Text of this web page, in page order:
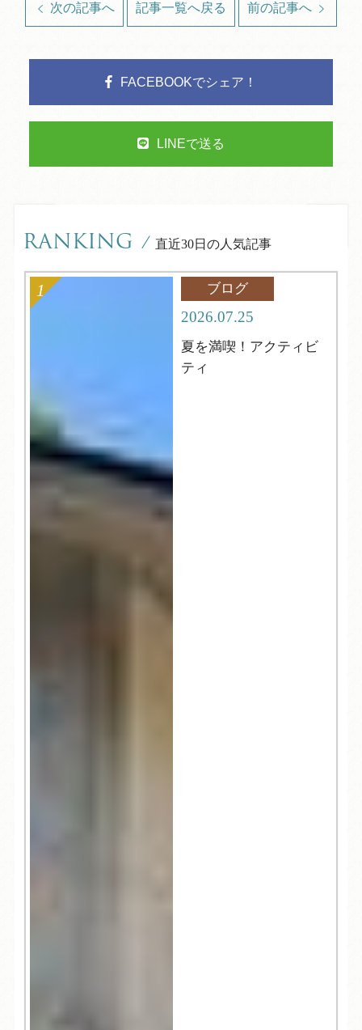
次の記事へ 記事一覧へ戻る 前の記事へ
FACEBOOKでシェア！
LINEで送る
RANKING / 直近30日の人気記事
ブログ
2026.07.25
夏を満喫！アクティビ
ティ